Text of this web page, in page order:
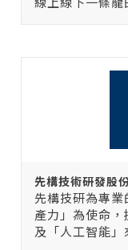
先構技術研發股
先構技研為專
產力」為使命，
及「人工智能